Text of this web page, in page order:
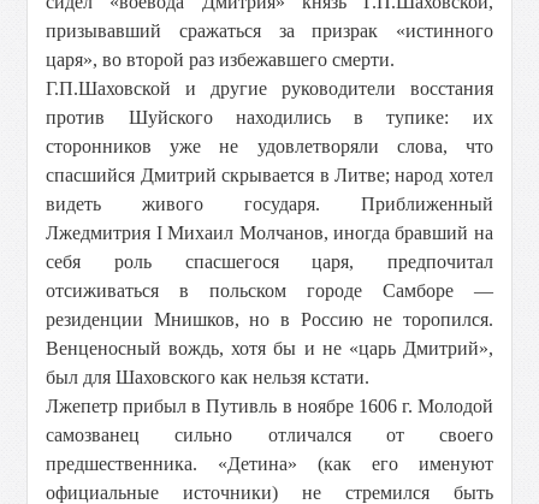
призывавший сражаться за призрак «истинного
царя», во второй раз избежавшего смерти.
Г.П.Шаховской и другие руководители восстания
против Шуйского находились в тупике: их
сторонников уже не удовлетворяли слова, что
спасшийся Дмитрий скрывается в Литве; народ хотел
видеть живого государя. Приближенный
Лжедмитрия I Михаил Молчанов, иногда бравший на
себя роль спасшегося царя, предпочитал
отсиживаться в польском городе Самборе —
резиденции Мнишков, но в Россию не торопился.
Венценосный вождь, хотя бы и не «царь Дмитрий»,
был для Шаховского как нельзя кстати.
Лжепетр прибыл в Путивль в ноябре 1606 г. Молодой
самозванец сильно отличался от своего
предшественника. «Детина» (как его именуют
официальные источники) не стремился быть